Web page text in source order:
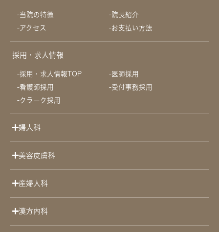
当院の特徴
院長紹介
アクセス
お支払い方法
採用・求人情報
採用・求人情報TOP
医師採用
看護師採用
受付事務採用
クラーク採用
婦人科
美容皮膚科
産婦人科
漢方内科